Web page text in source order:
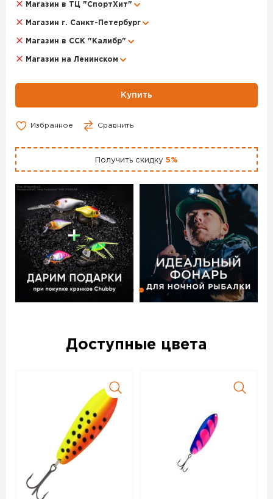
Магазин в ТЦ "СпортХит"
Магазин г. Санкт-Петербург
Магазин в ССК "Калибр"
Магазин на Ленинском
Купить
Избранное Сравнить
Получить скидку 5%
Доступные цвета